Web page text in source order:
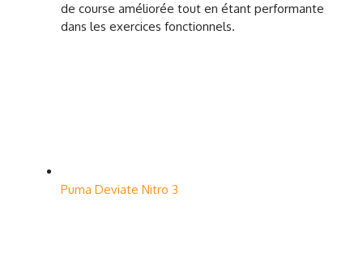
de course améliorée tout en étant performante
dans les exercices fonctionnels.
Puma Deviate Nitro 3